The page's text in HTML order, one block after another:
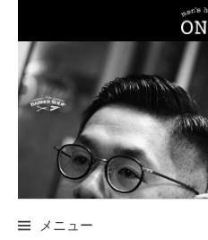
テ
ン
ツ
プ
メニュー